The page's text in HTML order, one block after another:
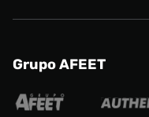
Grupo AFEET